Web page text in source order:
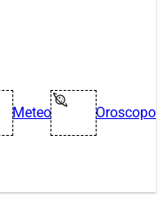
Meteo Oroscopo